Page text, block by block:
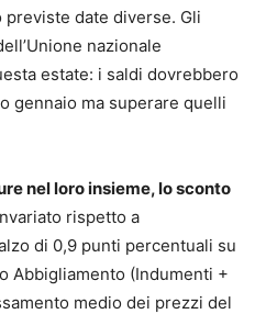
date diverse. Gli
nazionale
estate: i saldi dovrebbero
gennaio ma superare quelli
nel loro insieme, lo sconto
rispetto a
di 0,9 punti percentuali su
Abbigliamento (Indumenti +
medio dei prezzi del